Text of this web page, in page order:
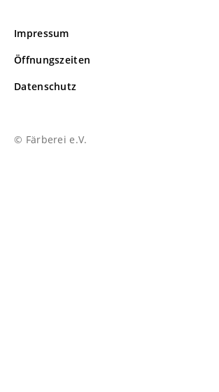
Impressum
Öffnungszeiten
Datenschutz
© Färberei e.V.